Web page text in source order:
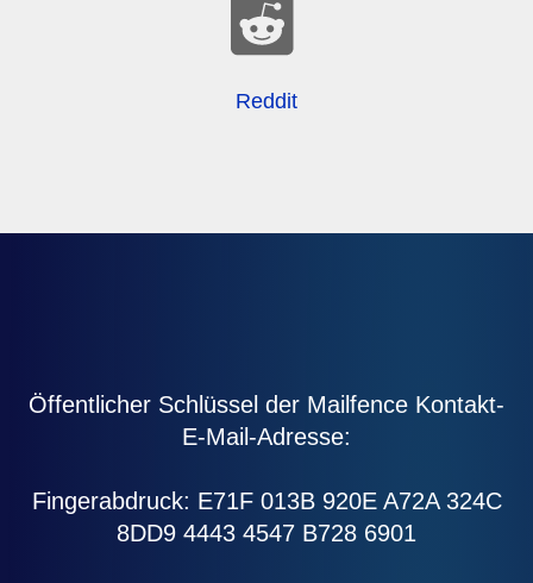
Reddit
Öffentlicher Schlüssel der Mailfence Kontakt-
E-Mail-Adresse:
Fingerabdruck: E71F 013B 920E A72A 324C
8DD9 4443 4547 B728 6901